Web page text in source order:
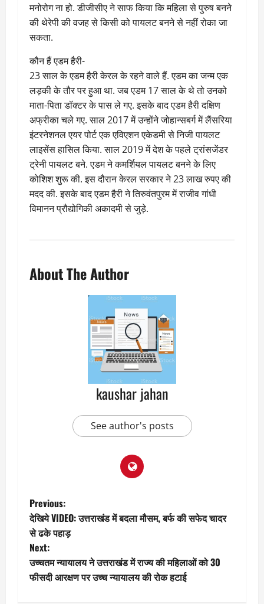
मनोरोग ना हो. डीजीसीए ने साफ किया कि महिला से पुरुष बनने
की थेरेपी की वजह से किसी को पायलट बनने से नहीं रोका जा
सकता.
कौन हैं एडम हैरी-
23 साल के एडम हैरी केरल के रहने वाले हैं. एडम का जन्म एक
लड़की के तौर पर हुआ था. जब एडम 17 साल के थे तो उनको
माता-पिता डॉक्टर के पास ले गए. इसके बाद एडम हैरी दक्षिण
अफ्रीका चले गए. साल 2017 में उन्होंने जोहान्सबर्ग में लैंसरिया
इंटरनेशनल एयर पोर्ट एक एविएशन एकेडमी से निजी पायलट
लाइसेंस हासिल किया. साल 2019 में देश के पहले ट्रांसजेंडर
ट्रेनी पायलट बने. एडम ने कमर्शियल पायलट बनने के लिए
कोशिश शुरू की. इस दौरान केरल सरकार ने 23 लाख रुपए की
मदद की. इसके बाद एडम हैरी ने तिरुवंतपुरम में राजीव गांधी
विमानन प्रौद्योगिकी अकादमी से जुड़े.
About The Author
kaushar jahan
See author's posts
P
o
s
t
Previous:
देखिये VIDEO: उत्तराखंड में बदला मौसम, बर्फ की सफेद चादर
से ढके पहाड़
Next:
उच्चतम न्यायालय ने उत्तराखंड में राज्य की महिलाओं को 30
फीसदी आरक्षण पर उच्च न्यायालय की रोक हटाई